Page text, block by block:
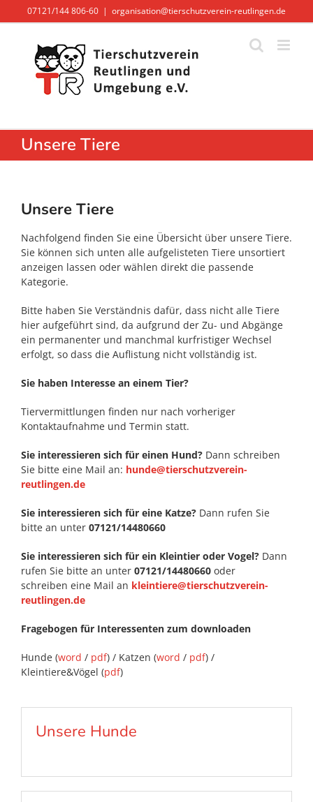
Inhalt
07121/144 806-60 | organisation@tierschutzverein-reutlingen.de
Unsere Tiere
Unsere Tiere
Nachfolgend finden Sie eine Übersicht über unsere Tiere.
Sie können sich unten alle aufgelisteten Tiere unsortiert
anzeigen lassen oder wählen direkt die passende
Kategorie.
Bitte haben Sie Verständnis dafür, dass nicht alle Tiere
hier aufgeführt sind, da aufgrund der Zu- und Abgänge
ein permanenter und manchmal kurfristiger Wechsel
erfolgt, so dass die Auflistung nicht vollständig ist.
Sie haben Interesse an einem Tier?
Tiervermittlungen finden nur nach vorheriger
Kontaktaufnahme und Termin statt.
Sie interessieren sich für einen Hund? Dann schreiben
Sie bitte eine Mail an: hunde@tierschutzverein-
reutlingen.de
Sie interessieren sich für eine Katze? Dann rufen Sie
bitte an unter 07121/14480660
Sie interessieren sich für ein Kleintier oder Vogel? Dann
rufen Sie bitte an unter 07121/14480660 oder
schreiben eine Mail an kleintiere@tierschutzverein-
reutlingen.de
Fragebogen für Interessenten zum downloaden
Hunde (word / pdf) / Katzen (word / pdf) /
Kleintiere&Vögel (pdf)
Unsere Hunde